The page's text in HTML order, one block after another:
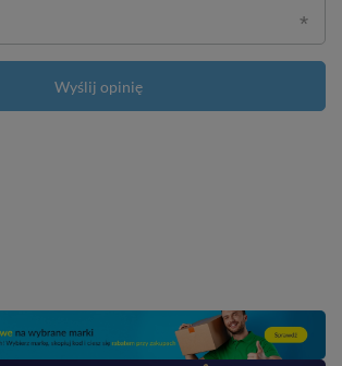
Wyślij opinię